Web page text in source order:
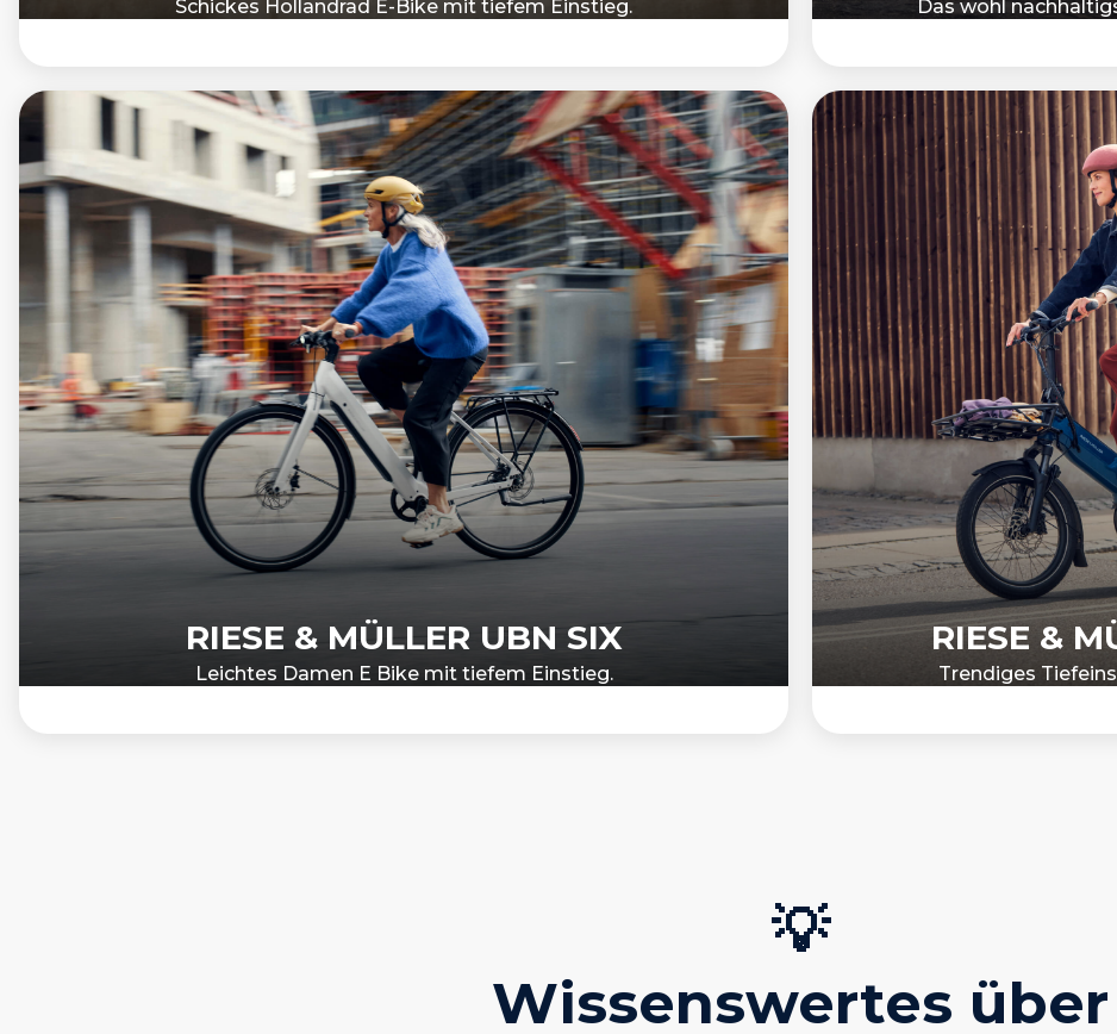
Schickes Hollandrad E-Bike mit tiefem Einstieg. Das wohl
RIESE & MÜLLER UBN SIX
Leichtes Damen E Bike mit tiefem Einstieg.
RIESE &
Trendiges
💡
Wissenswertes über